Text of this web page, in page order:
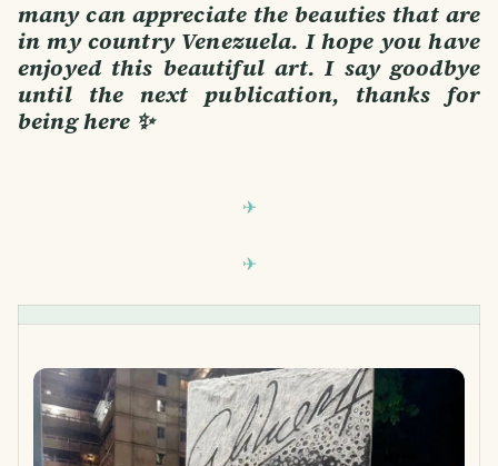
many can appreciate the beauties that are
in my country Venezuela. I hope you have
enjoyed this beautiful art. I say goodbye
until the next publication, thanks for
being here ✨